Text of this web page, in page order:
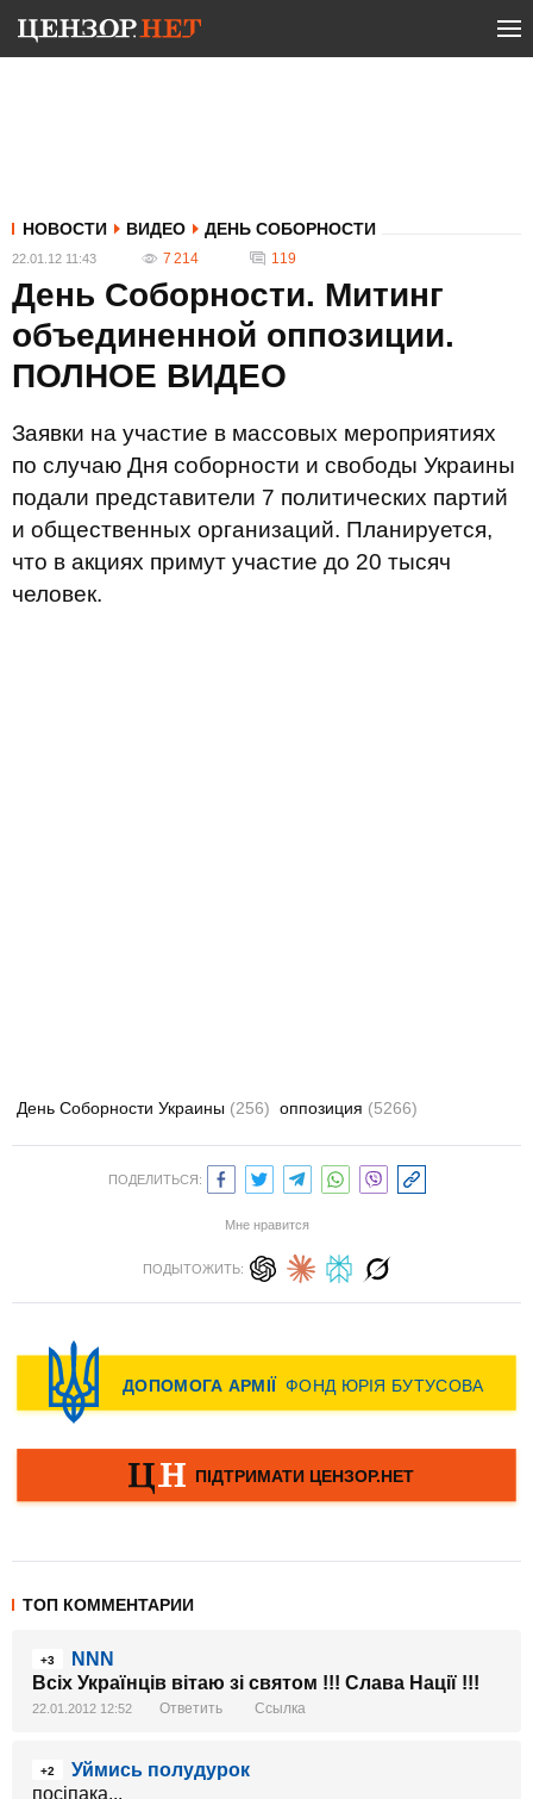
НОВОСТИ ВИДЕО ДЕНЬ СОБОРНОСТИ
22.01.12 11:43 7 214 119
День Соборности. Митинг
объединенной оппозиции.
ПОЛНОЕ ВИДЕО
Заявки на участие в массовых мероприятиях
по случаю Дня соборности и свободы Украины
подали представители 7 политических партий
и общественных организаций. Планируется,
что в акциях примут участие до 20 тысяч
человек.
День Соборности Украины (256) оппозиция (5266)
ПОДЕЛИТЬСЯ:
Мне нравится
ПОДЫТОЖИТЬ:
ТОП КОММЕНТАРИИ
+3
NNN
Всіх Українців вітаю зі святом !!! Слава Нації !!!
22.01.2012 12:52 Ответить Ссылка
+2
Уймись полудурок
посiпака...